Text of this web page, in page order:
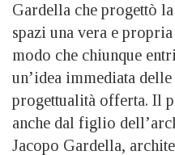
Gardella che progettò
spazi una vera e
modo che chiunque
un’idea immediata
progettualità offerta. Il
anche dal figlio
Jacopo Gardella,